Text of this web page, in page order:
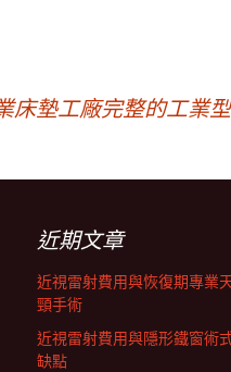
床墊工廠完整的工業
近期文章
近視雷射費用與恢復期專業
頸手術
近視雷射費用與隱形鐵窗術
缺點